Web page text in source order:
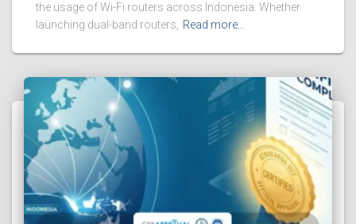
the usage of Wi-Fi routers across Indonesia. Whether
launching dual-band routers, Read more…